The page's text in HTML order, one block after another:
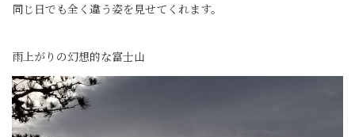
同じ日でも全く違う姿を見せてくれます。
雨上がりの幻想的な富士山